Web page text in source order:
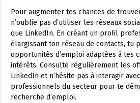
Pour augmenter tes chances de
n’oublie pas d’utiliser les réseaux
que LinkedIn. En créant un profil
élargissant ton réseau de contacts, tu
opportunités d’emploi adaptées à tes
intérêts. Consulte régulièrement les
LinkedIn et n’hésite pas à interagir
professionnels du secteur pour te
recherche d’emploi.